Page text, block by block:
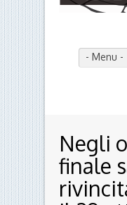
finale
Il 29
quadro